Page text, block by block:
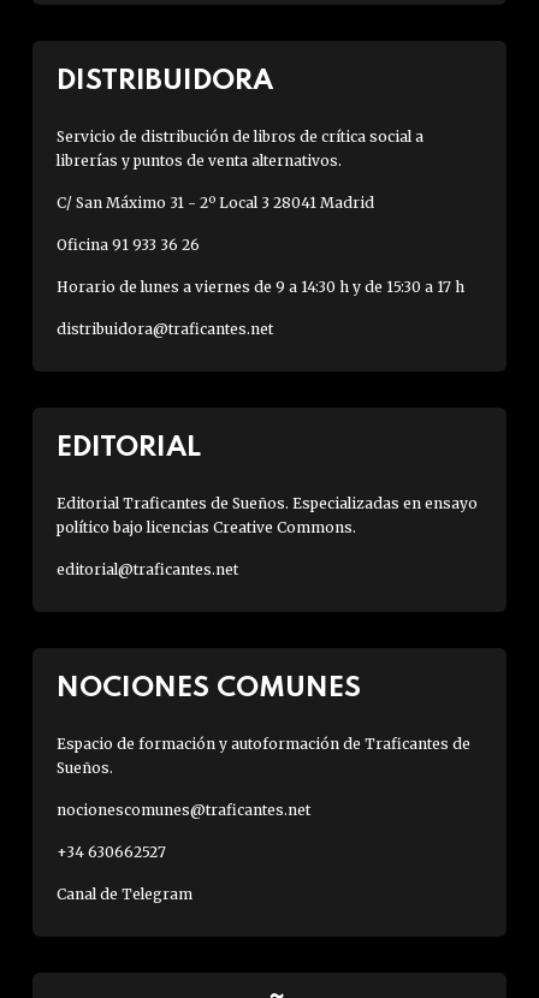
DISTRIBUIDORA
Servicio de distribución de libros de crítica social a
librerías y puntos de venta alternativos.
C/ San Máximo 31 - 2º Local 3 28041 Madrid
Oficina 91 933 36 26
Horario de lunes a viernes de 9 a 14:30 h y de 15:30 a 17 h
distribuidora@traficantes.net
EDITORIAL
Editorial Traficantes de Sueños. Especializadas en ensayo
político bajo licencias Creative Commons.
editorial@traficantes.net
NOCIONES COMUNES
Espacio de formación y autoformación de Traficantes de
Sueños.
nocionescomunes@traficantes.net
+34 630662527
Canal de Telegram